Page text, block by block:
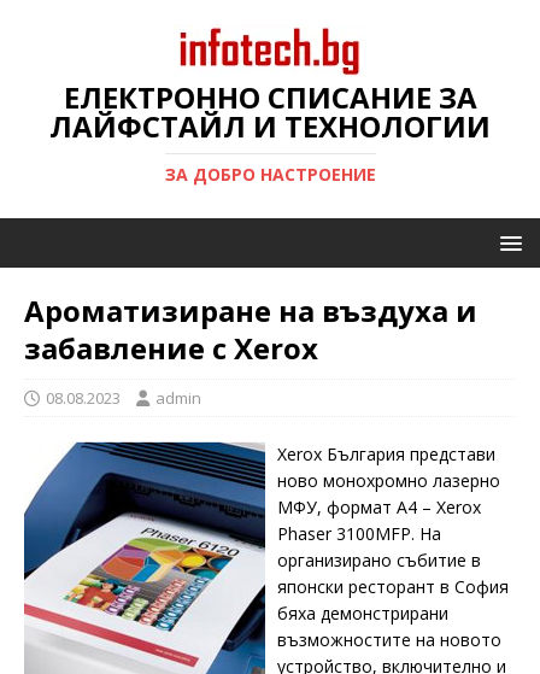
ЕЛЕКТРОННО СПИСАНИЕ ЗА
ЛАЙФСТАЙЛ И ТЕХНОЛОГИИ
ЗА ДОБРО НАСТРОЕНИЕ
Ароматизиране на въздуха и
забавление с Xerox
08.08.2023 admin
Xerox България представи
ново монохромно лазерно
МФУ, формат А4 – Xerox
Phaser 3100MFP. На
организирано събитие в
японски ресторант в София
бяха демонстрирани
възможностите на новото
устройство, включително и